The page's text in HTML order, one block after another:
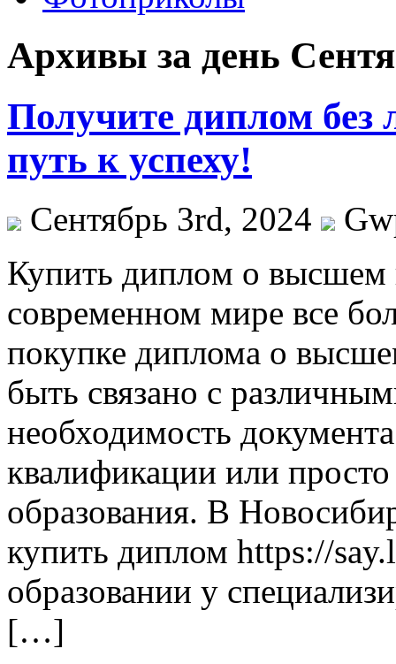
Архивы за день
Получите диплом
путь к успеху!
Сентябрь 3rd, 2024
Купить диплoм o высшeм
современном мире все
покупке диплома о
быть связано с
необходимость
квалификации или
образования. В
купить диплом https://
образовании у
[…]